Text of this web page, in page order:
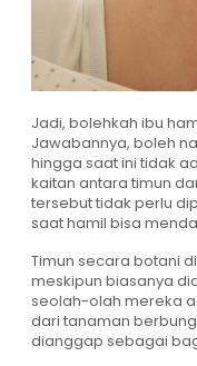
Jadi, bolehkah ibu
Jawabannya, boleh
hingga saat ini tidak
kaitan antara timun
tersebut tidak perlu
saat hamil bisa
Timun secara botani
meskipun biasanya
seolah-olah mereka
dari tanaman
dianggap sebagai